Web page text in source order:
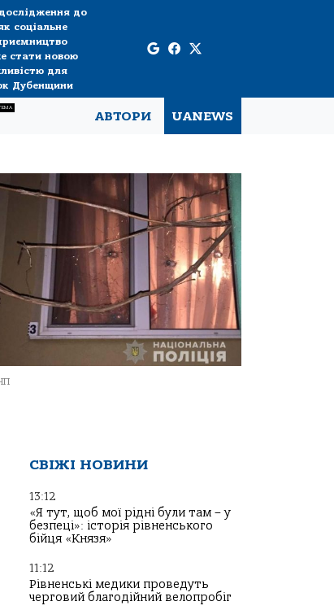
до
соціальне
стати новою
для
Дубенщини
АВТОРИ UANEWS
СВІЖІ НОВИНИ
13:12
«Я тут, щоб мої рідні були там – у
безпеці»: історія рівненського
бійця «Князя»
11:12
Рівненські медики проведуть
черговий благодійний велопробіг